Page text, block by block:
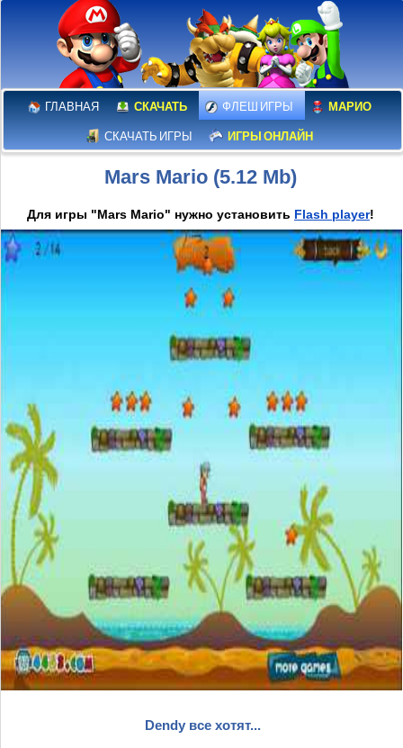
ГЛАВНАЯ СКАЧАТЬ ФЛЕШ ИГРЫ МАРИО
СКАЧАТЬ ИГРЫ ИГРЫ ОНЛАЙН
Mars Mario (5.12 Mb)
Для игры "Mars Mario" нужно установить Flash player!
Dendy все хотят...